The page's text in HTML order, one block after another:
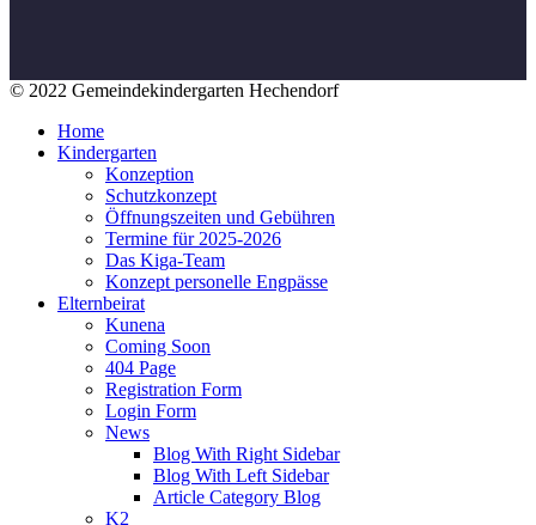
© 2022 Gemeindekindergarten Hechendorf
Home
Kindergarten
Konzeption
Schutzkonzept
Öffnungszeiten und Gebühren
Termine für 2025-2026
Das Kiga-Team
Konzept personelle Engpässe
Elternbeirat
Kunena
Coming Soon
404 Page
Registration Form
Login Form
News
Blog With Right Sidebar
Blog With Left Sidebar
Article Category Blog
K2